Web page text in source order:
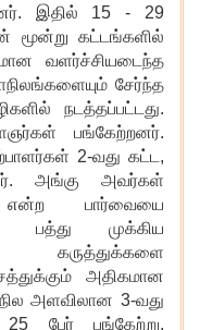
இதில் 15 - 29
மூன்று கட்டங்களில்
வளர்ச்சியடைந்த
சேர்ந்த
நடத்தப்பட்டது.
பங்கேற்றனர்.
2-வது கட்ட,
அங்கு அவர்கள்
என்ற பார்வையை
பத்து முக்கிய
கருத்துக்களை
அதிகமான
அளவிலான 3-வது
25 பேர் பங்கேற்று,